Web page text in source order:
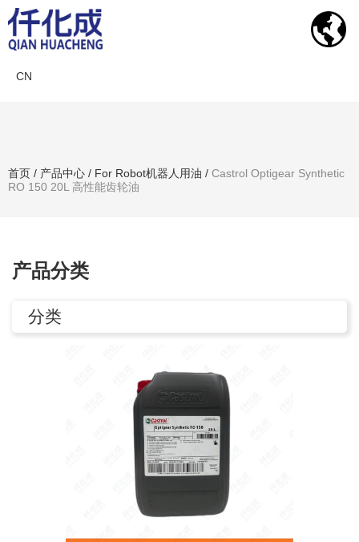
CN
首页 / 产品中心 / For Robot机器人用油 / Castrol Optigear Synthetic
RO 150 20L 高性能齿轮油
产品分类
分类
0755-86192801
FS2-7 700ml 249063 LUBE润滑脂